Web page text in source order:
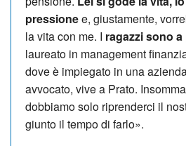
pressionee, giustamente,
la vita con me. I ragazzi sono
laureato in management
dove è impiegato in una
avvocato, vive a Prato.
dobbiamo solo riprenderci il
giunto il tempo di farlo».